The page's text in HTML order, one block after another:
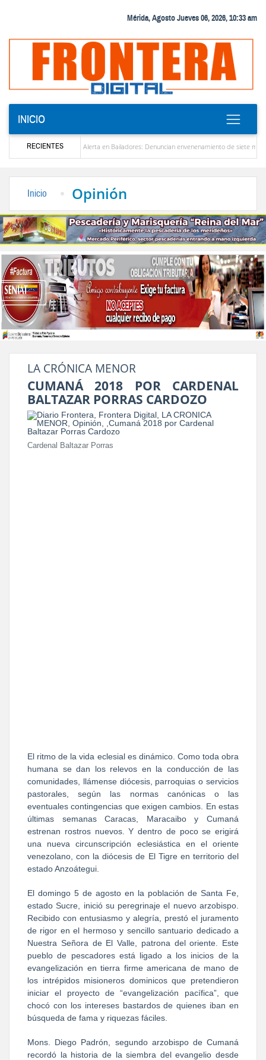
Mérida, Agosto Jueves 06, 2026, 10:33 am
INICIO
RECIENTES
Alerta en Bailadores: Denuncian envenenamiento de siete mascotas en El
Inicio Opinión
LA CRÓNICA MENOR
CUMANÁ 2018 POR CARDENAL
BALTAZAR PORRAS CARDOZO
Cardenal Baltazar Porras
El ritmo de la vida eclesial es dinámico. Como toda obra
humana se dan los relevos en la conducción de las
comunidades, llámense diócesis, parroquias o servicios
pastorales, según las normas canónicas o las
eventuales contingencias que exigen cambios. En estas
últimas semanas Caracas, Maracaibo y Cumaná
estrenan rostros nuevos. Y dentro de poco se erigirá
una nueva circunscripción eclesiástica en el oriente
venezolano, con la diócesis de El Tigre en territorio del
estado Anzoátegui.
El domingo 5 de agosto en la población de Santa Fe,
estado Sucre, inició su peregrinaje el nuevo arzobispo.
Recibido con entusiasmo y alegría, prestó el juramento
de rigor en el hermoso y sencillo santuario dedicado a
Nuestra Señora de El Valle, patrona del oriente. Este
pueblo de pescadores está ligado a los inicios de la
evangelización en tierra firme americana de mano de
los intrépidos misioneros dominicos que pretendieron
iniciar el proyecto de “evangelización pacífica”, que
chocó con los intereses bastardos de quienes iban en
búsqueda de fama y riquezas fáciles.
Mons. Diego Padrón, segundo arzobispo de Cumaná
recordó la historia de la siembra del evangelio desde